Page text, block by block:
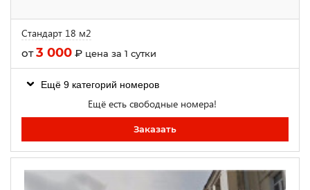
Стандарт 18 м2
от3 000 ₽ цена за 1 сутки
Ещё 9 категорий номеров
Ещё есть свободные номера!
Заказать